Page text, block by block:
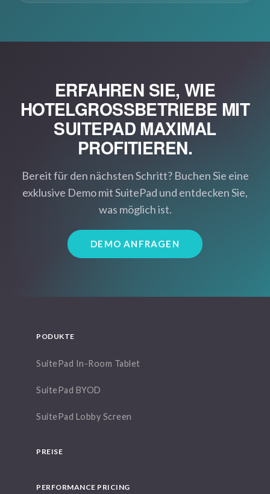
ERFAHREN SIE, WIE
HOTELGROSSBETRIEBE MIT S
UITEPAD MAXIMAL P
ROFITIEREN.
Bereit für den nächsten Schritt? Buchen Sie eine
exklusive Demo mit SuitePad und entdecken Sie,
was möglich ist.
DEMO ANFRAGEN
PODUKTE
SuitePad In-Room Tablet
SuitePad BYOD
SuitePad Lobby Screen
PREISE
PERFORMANCE PRICING